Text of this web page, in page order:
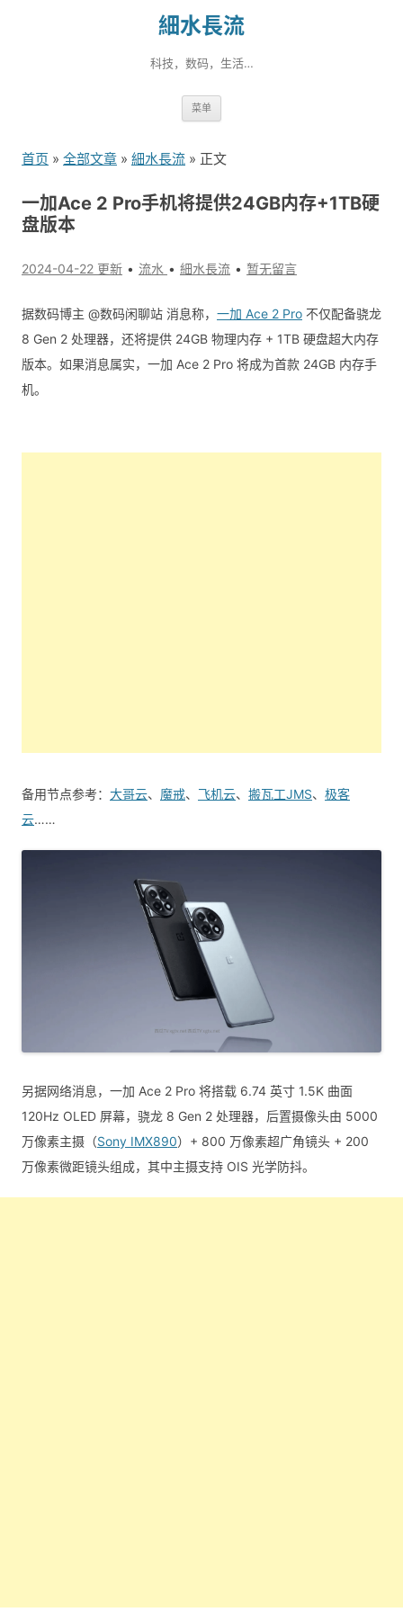
細水長流
科技，数码，生活…
菜单
到
容
首页 » 全部文章 » 細水長流 » 正文
一加Ace 2 Pro手机将提供24GB内存+1TB硬
盘版本
2024-04-22 更新 流水 細水長流 暂无留言
据数码博主 @数码闲聊站 消息称， 一加 Ace 2 Pro 不仅配备骁龙
8 Gen 2 处理器，还将提供 24GB 物理内存 + 1TB 硬盘超大内存
版本。如果消息属实，一加 Ace 2 Pro 将成为首款 24GB 内存手
机。
备用节点参考： 大哥云、 魔戒、 飞机云、 搬瓦工JMS、 极客
云……
另据网络消息，一加 Ace 2 Pro 将搭载 6.74 英寸 1.5K 曲面
120Hz OLED 屏幕，骁龙 8 Gen 2 处理器，后置摄像头由 5000
万像素主摄（Sony IMX890）+ 800 万像素超广角镜头 + 200
万像素微距镜头组成，其中主摄支持 OIS 光学防抖。